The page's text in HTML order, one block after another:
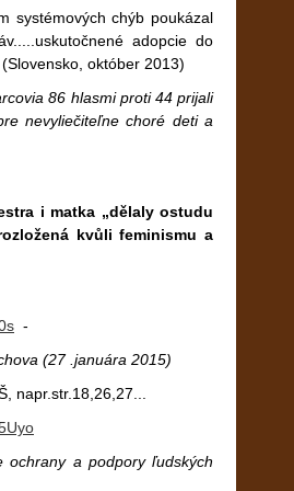
systémových chýb poukázal
adopcie do
október 2013)
86 hlasmi proti 44 prijali
nevyliečiteľne choré deti a
i matka „dělaly ostudu
kvůli feminismu a
-
(27 .januára 2015)
napr.str.18,26,27...
ochrany a podpory ľudských